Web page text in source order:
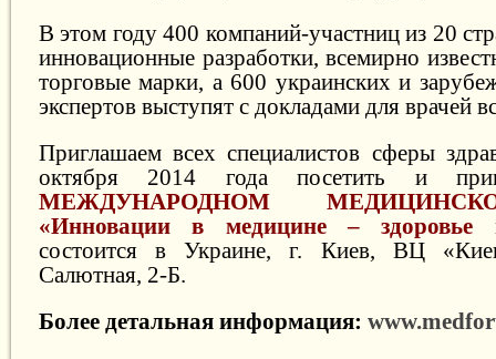
В этом году 400 компаний-участниц из 20
инновационные разработки, всемирно
торговые марки, а 600 украинских и
экспертов выступят с докладами для врачей
Приглашаем всех специалистов сферы
октября 2014 года посетить и
МЕЖДУНАРОДНОМ
«Инновации в медицине – здоровье
состоится в Украине, г. Киев, ВЦ
Салютная, 2-Б.
Более детальная информация: